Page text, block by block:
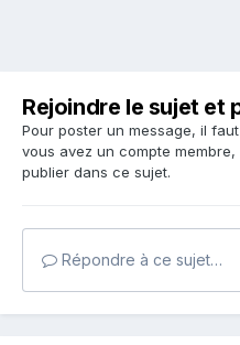
Rejoindre le sujet et
Pour poster un message, il
vous avez un compte membre,
publier dans ce sujet.
Répondre à ce sujet…